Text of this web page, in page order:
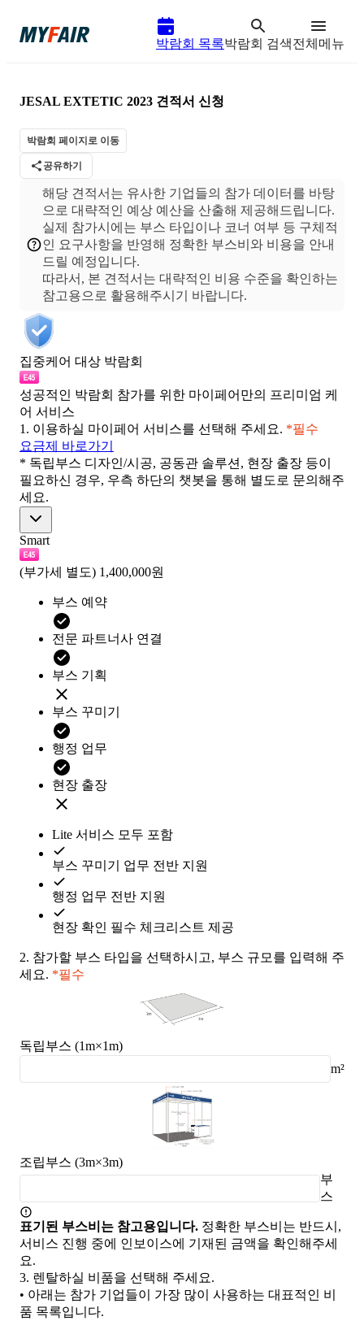
박람회 목록박람회 검색전체메뉴
JESAL EXTETIC 2023 견적서 신청
박람회 페이지로 이동
공유하기
해당 견적서는 유사한 기업들의 참가 데이터를 바탕
으로 대략적인 예상 예산을 산출해 제공해드립니다.
실제 참가시에는 부스 타입이나 코너 여부 등 구체적
인 요구사항을 반영해 정확한 부스비와 비용을 안내
드릴 예정입니다.
따라서, 본 견적서는 대략적인 비용 수준을 확인하는
집중케어 대상 박람회
성공적인 박람회 참가를 위한 마이페어만의 프리미엄 케
어 서비스
1. 이용하실 마이페어 서비스를 선택해 주세요. *필수
요금제 바로가기
* 독립부스 디자인/시공, 공동관 솔루션, 현장 출장 등이
필요하신 경우, 우측 하단의 챗봇을 통해 별도로 문의해주
세요.
Smart
(부가세 별도) 1,400,000원
부스 예약
전문 파트너사 연결
부스 기획
부스 꾸미기
행정 업무
현장 출장
Lite 서비스 모두 포함
부스 꾸미기 업무 전반 지원
행정 업무 전반 지원
현장 확인 필수 체크리스트 제공
2. 참가할 부스 타입을 선택하시고, 부스 규모를 입력해 주
세요. *필수
독립부스 (1m×1m)
m²
조립부스 (3m×3m)
부
스
표기된 부스비는 참고용입니다. 정확한 부스비는 반드시,
서비스 진행 중에 인보이스에 기재된 금액을 확인해주세
요.
3. 렌탈하실 비품을 선택해 주세요.
• 아래는 참가 기업들이 가장 많이 사용하는 대표적인 비
품 목록입니다.